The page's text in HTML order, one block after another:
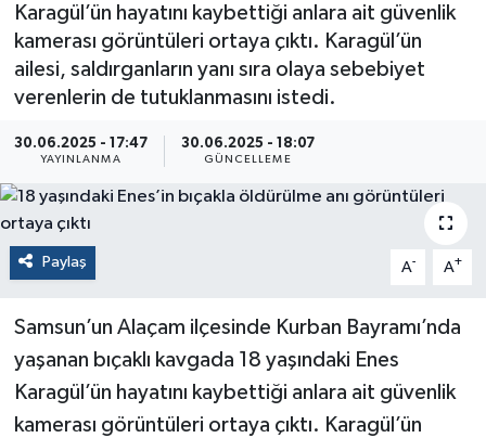
Karagül’ün hayatını kaybettiği anlara ait güvenlik
kamerası görüntüleri ortaya çıktı. Karagül’ün
ailesi, saldırganların yanı sıra olaya sebebiyet
verenlerin de tutuklanmasını istedi.
30.06.2025 - 17:47
YAYINLANMA
30.06.2025 - 18:07
GÜNCELLEME
Paylaş A- A+
Samsun’un Alaçam ilçesinde Kurban Bayramı’nda
yaşanan bıçaklı kavgada 18 yaşındaki Enes
Karagül’ün hayatını kaybettiği anlara ait güvenlik
kamerası görüntüleri ortaya çıktı. Karagül’ün
Egemax TV